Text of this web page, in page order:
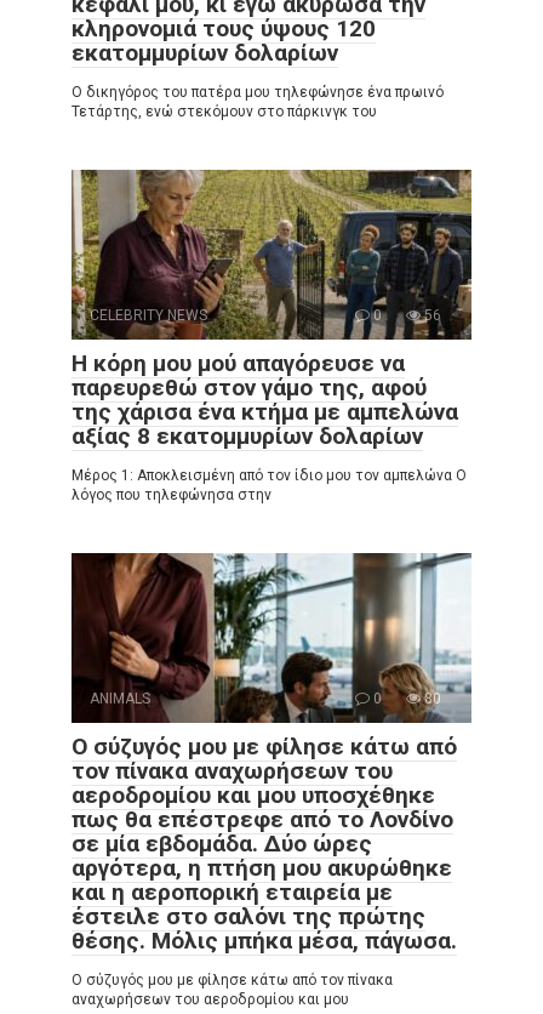
κληρονομιά τους ύψους 120
εκατομμυρίων δολαρίων
Ο δικηγόρος του πατέρα μου τηλεφώνησε ένα πρωινό
Τετάρτης, ενώ στεκόμουν στο πάρκινγκ του
CELEBRITY NEWS 0 56
Η κόρη μου μού απαγόρευσε να
παρευρεθώ στον γάμο της, αφού
της χάρισα ένα κτήμα με αμπελώνα
αξίας 8 εκατομμυρίων δολαρίων
Μέρος 1: Αποκλεισμένη από τον ίδιο μου τον αμπελώνα Ο
λόγος που τηλεφώνησα στην
ANIMALS 0 80
Ο σύζυγός μου με φίλησε κάτω από
τον πίνακα αναχωρήσεων του
αεροδρομίου και μου υποσχέθηκε
πως θα επέστρεφε από το Λονδίνο
σε μία εβδομάδα. Δύο ώρες
αργότερα, η πτήση μου ακυρώθηκε
και η αεροπορική εταιρεία με
έστειλε στο σαλόνι της πρώτης
θέσης. Μόλις μπήκα μέσα, πάγωσα.
Ο σύζυγός μου με φίλησε κάτω από τον πίνακα
αναχωρήσεων του αεροδρομίου και μου